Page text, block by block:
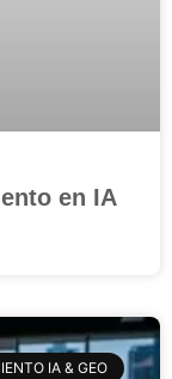
en IA
IA & GEO